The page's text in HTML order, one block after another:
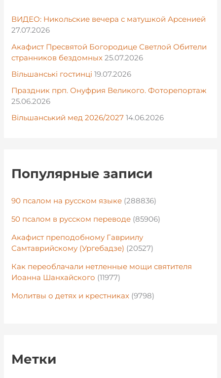
ВИДЕО: Никольские вечера с матушкой Арсенией
27.07.2026
Акафист Пресвятой Богородице Светлой Обители
странников бездомных 25.07.2026
Вільшанські гостинці 19.07.2026
Праздник прп. Онуфрия Великого. Фоторепортаж
25.06.2026
Вільшанський мед 2026/2027 14.06.2026
Популярные записи
90 псалом на русском языке (288836)
50 псалом в русском переводе (85906)
Акафист преподобному Гавриилу
Самтаврийскому (Ургебадзе) (20527)
Как переоблачали нетленные мощи святителя
Иоанна Шанхайского (11977)
Молитвы о детях и крестниках (9798)
Метки